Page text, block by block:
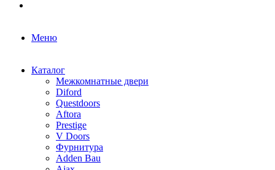
Меню
Каталог
Межкомнатные двери
Diford
Questdoors
Aftora
Prestige
V Doors
Фурнитура
Adden Bau